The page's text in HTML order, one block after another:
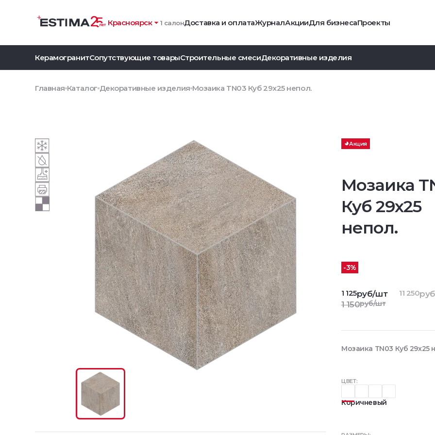
Красноярск 1 салонДоставка и оплатаЖурналАкцииДля бизнесаПроекты
КерамогранитСопутствующие товарыСтроительные смесиДекоративные изделия
Главная Каталог Декоративные изделия Мозаика TN03 Куб 29x25 непол.
Акция
Мозаика
Куб 29x25
непол.
ЦВЕТ:
Коричневый
-3%
1 125руб/шт
1 150руб/шт
11 250
Мозаика TN03 Куб 29x25